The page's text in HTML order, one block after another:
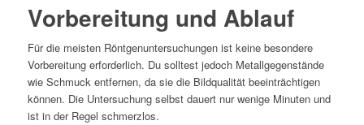
Vorbereitung und Ablauf
Für die meisten Röntgenuntersuchungen ist keine besondere
Vorbereitung erforderlich. Du solltest jedoch Metallgegenstände
wie Schmuck entfernen, da sie die Bildqualität beeinträchtigen
können. Die Untersuchung selbst dauert nur wenige Minuten und
ist in der Regel schmerzlos.